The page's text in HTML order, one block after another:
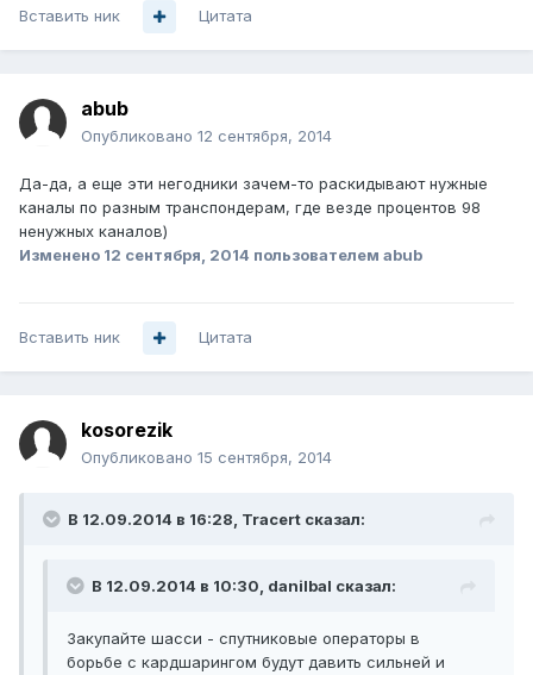
Вставить ник Цитата
abub
Опубликовано 12 сентября, 2014
Да-да, а еще эти негодники зачем-то раскидывают нужные
каналы по разным транспондерам, где везде процентов 98
ненужных каналов)
Изменено 12 сентября, 2014 пользователем abub
Вставить ник Цитата
kosorezik
Опубликовано 15 сентября, 2014
В 12.09.2014 в 16:28, Tracert сказал:
В 12.09.2014 в 10:30, danilbal сказал:
Закупайте шасси - спутниковые операторы в
борьбе с кардшарингом будут давить сильней и